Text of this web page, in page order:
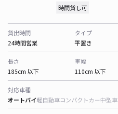
時間貸し可
貸出時間
24時間営業
タイプ
平置き
長さ
185cm 以下
車幅
110cm 以下
対応車種
オートバイ軽自動車コンパクトカー中型車